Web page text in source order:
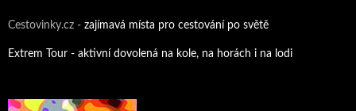
Cestovinky.cz - zajímavá místa pro cestování po světě
Extrem Tour - aktivní dovolená na kole, na horách i na lodi